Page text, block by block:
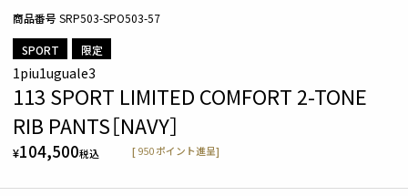
SPORT 限定
1piu1uguale3
113 SPORT LIMITED COMFORT 2-TONE
RIB PANTS［NAVY］
¥104,500税込 [ 950 ポイント進呈]
商品番号 SRP503-SPO503-57